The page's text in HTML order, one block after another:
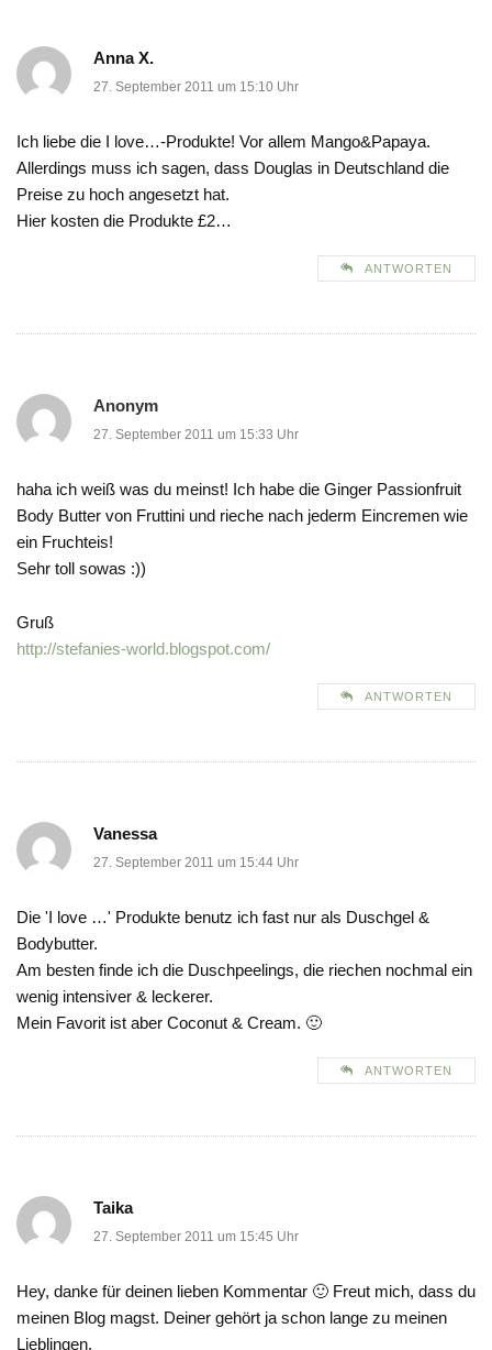
Anna X.
27. September 2011 um 15:10 Uhr
Ich liebe die I love…-Produkte! Vor allem Mango&Papaya.
Allerdings muss ich sagen, dass Douglas in Deutschland die
Preise zu hoch angesetzt hat.
Hier kosten die Produkte £2…
ANTWORTEN
Anonym
27. September 2011 um 15:33 Uhr
haha ich weiß was du meinst! Ich habe die Ginger Passionfruit
Body Butter von Fruttini und rieche nach jederm Eincremen wie
ein Fruchteis!
Sehr toll sowas :))
Gruß
http://stefanies-world.blogspot.com/
ANTWORTEN
Vanessa
27. September 2011 um 15:44 Uhr
Die 'I love …' Produkte benutz ich fast nur als Duschgel &
Bodybutter.
Am besten finde ich die Duschpeelings, die riechen nochmal ein
wenig intensiver & leckerer.
Mein Favorit ist aber Coconut & Cream. 🙂
ANTWORTEN
Taika
27. September 2011 um 15:45 Uhr
Hey, danke für deinen lieben Kommentar 🙂 Freut mich, dass du
meinen Blog magst. Deiner gehört ja schon lange zu meinen
Lieblingen.